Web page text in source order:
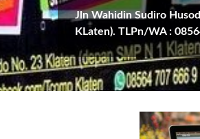
Jln Wahidin Sudiro
KLaten). TLPn/WA :